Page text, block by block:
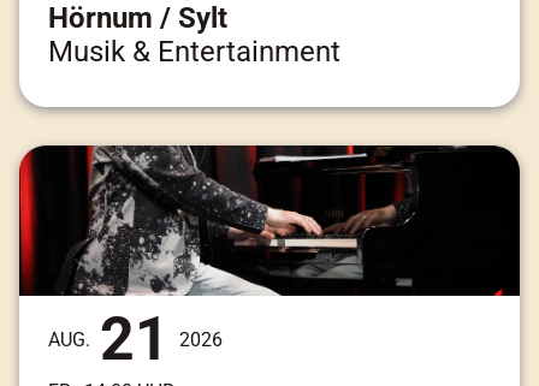
Hörnum / Sylt
Musik & Entertainment
AUG. 21 2026